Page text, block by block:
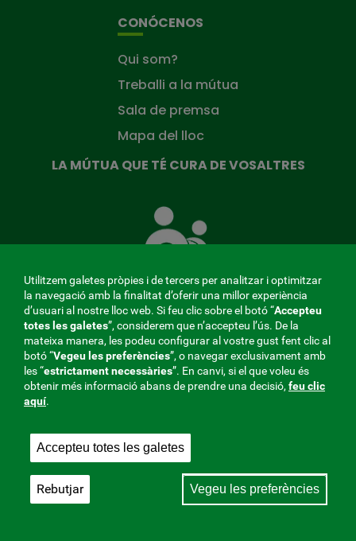
CONÓCENOS
Qui som?
Treballi a la mútua
Sala de premsa
Mapa del lloc
LA MÚTUA QUE TÉ CURA DE VOSALTRES
Mútua
que
de
tu
MENÚ
REDES
V20
Mútua col·laboradora amb la Seguretat Social, 275.
Fraternidad-Muprespa 2026
Utilitzem galetes pròpies i de tercers per analitzar i optimitzar
la navegació amb la finalitat d’oferir una millor experiència
d’usuari al nostre lloc web. Si feu clic sobre el botó “Accepteu
totes les galetes”, considerem que n’accepteu l’ús. De la
mateixa manera, les podeu configurar al vostre gust fent clic al
botó “Vegeu les preferències”, o navegar exclusivament amb
les “estrictamentnecessàries”. En canvi, si el que voleu és
obtenir més informació abans de prendre una decisió, feu clic
aquí.
Accepteu totes les galetes
Vegeu les preferències
Rebutjar